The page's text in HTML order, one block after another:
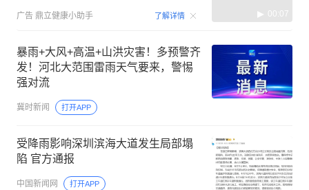
广告 鼎立健康小助手 了解详情 00:07
暴雨+大风+高温+山洪灾害！多预警齐
发！河北大范围雷雨天气要来，警惕
强对流
冀时新闻 打开APP
受降雨影响深圳滨海大道发生局部塌
陷 官方通报
中国新闻网 打开APP